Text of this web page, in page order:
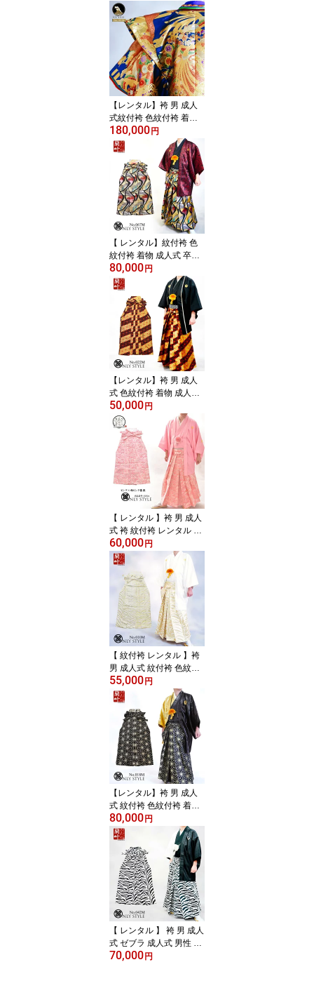
婚葬祭 男 メンズ フルセ
ット 黒紋付 柄紋付 袴 豪
華 赤 黒 金 銀 派手 おし
ゃれ レンタルきもの蘭叶
【 豪華絢爛×赤桜流水 レ
ンタル4泊5日 往復送料
無料 】102m
【レンタル】袴 男 成人
式紋付袴 色紋付袴 着物
成人式 卒業式 結婚式 冠
婚葬祭 男 メンズ フルセ
ット 黒紋付 柄紋付 袴 豪
華 鳳凰 緑 赤 黒 金 銀 派
手 おしゃれ レンタルき
もの蘭叶 【 豪華絢爛×青
銀ぼかし花菱 レンタル4
泊5日 往復送料無料 】10
1m
180,000 円
【 レンタル】紋付袴 色
紋付袴 着物 成人式 卒業
式 結婚式 冠婚葬祭 男 メ
ンズ フルセット 黒紋付
柄紋付 袴 桜 白 黒 金 銀
派手 おしゃれ 個性的 レ
ンタルきもの蘭叶 【 赤
乱渦×和モダン レンタル
4泊5日 往復送料無料 】0
67m
80,000 円
【レンタル】袴 男 成人
式 色紋付袴 着物 成人式
卒業式 結婚式 冠婚葬祭
男 メンズ フルセット 黒
紋付 柄紋付 袴 麻の葉 白
黒 金 銀 派手 おしゃれ 個
性的 レンタルきもの蘭叶
【黒×黒金赤麻の葉 レン
タル4泊5日 往復送料無
料】022m
50,000 円
【 レンタル 】袴 男 成人
式 袴 紋付袴 レンタル 色
紋付袴 着物 成人式 卒業
式 結婚式 冠婚葬祭 男 メ
ンズ フルセット 黒紋付
柄紋付 袴 ピンク 薔薇 白
銀 派手 おしゃれ 個性的
レンタルきもの蘭叶【ピ
ンク×銀ピンク薔薇 レン
タル4泊5日 往復送料無
料】005m
60,000 円
【 紋付袴 レンタル 】袴
男 成人式 紋付袴 色紋付
袴 着物 成人式 卒業式 結
婚式 冠婚葬祭 男 メンズ
フルセット 個性派 黒紋
付 柄紋付 袴 ハーフ ゼブ
ラ 赤 黒 金 銀 派手 おし
ゃれ 男着物 目立つ レン
タル着物蘭叶 【 白×金 ゼ
ブラ レンタル4泊5日 往
復送料無料 】010m
55,000 円
【レンタル】袴 男 成人
式 紋付袴 色紋付袴 着物
成人式 卒業式 結婚式 冠
婚葬祭 男 メンズ フルセ
ット 黒紋付 柄紋付 袴 ハ
ーフ 麻の葉 赤 黒 金 銀
派手 おしゃれ レンタル
着物蘭叶 【 艶黒金ハー
フ×黒金麻の葉 レンタル
4泊5日 往復送料無料 】0
18m
80,000 円
【 レンタル 】 袴 男 成人
式 ゼブラ 成人式 男性 結
婚式 メンズ フルセット 2
70,000 円